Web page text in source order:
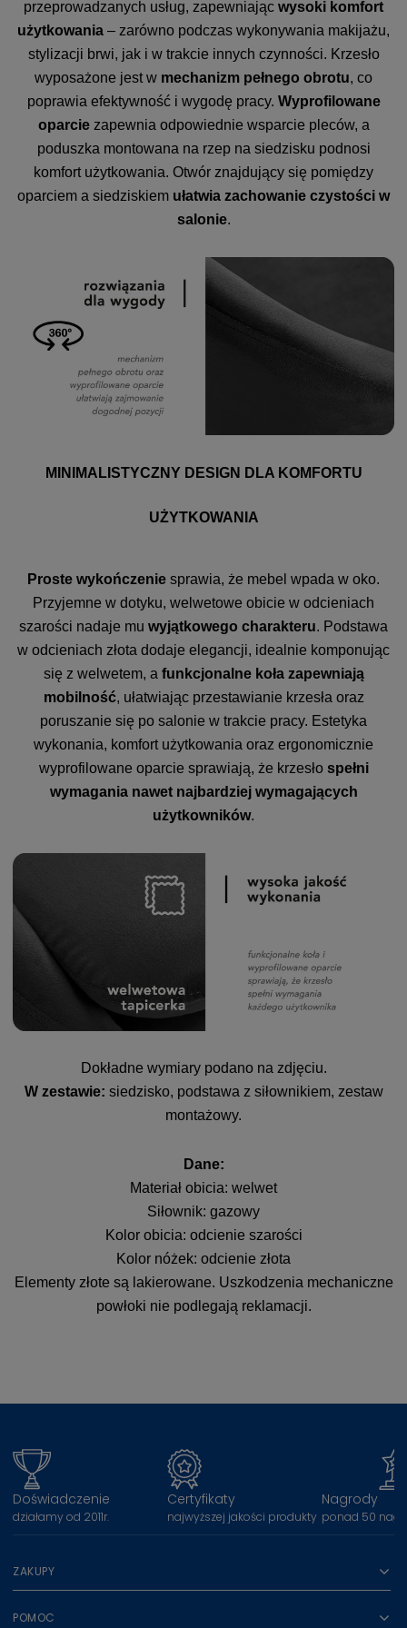
przeprowadzanych usług, zapewniając wysoki komfort
użytkowania – zarówno podczas wykonywania makijażu,
stylizacji brwi, jak i w trakcie innych czynności. Krzesło
wyposażone jest w mechanizm pełnego obrotu, co
poprawia efektywność i wygodę pracy. Wyprofilowane
oparcie zapewnia odpowiednie wsparcie pleców, a
poduszka montowana na rzep na siedzisku podnosi
komfort użytkowania. Otwór znajdujący się pomiędzy
oparciem a siedziskiem ułatwia zachowanie czystości w
salonie.
MINIMALISTYCZNY DESIGN DLA KOMFORTU
UŻYTKOWANIA
Proste wykończenie sprawia, że mebel wpada w oko.
Przyjemne w dotyku, welwetowe obicie w odcieniach
szarości nadaje mu wyjątkowego charakteru. Podstawa
w odcieniach złota dodaje elegancji, idealnie komponując
się z welwetem, a funkcjonalne koła zapewniają
mobilność, ułatwiając przestawianie krzesła oraz
poruszanie się po salonie w trakcie pracy. Estetyka
wykonania, komfort użytkowania oraz ergonomicznie
wyprofilowane oparcie sprawiają, że krzesło spełni
wymagania nawet najbardziej wymagających
użytkowników.
Dokładne wymiary podano na zdjęciu.
W zestawie: siedzisko, podstawa z siłownikiem, zestaw
montażowy.
Dane:
Materiał obicia: welwet
Siłownik: gazowy
Kolor obicia: odcienie szarości
Kolor nóżek: odcienie złota
Elementy złote są lakierowane. Uszkodzenia mechaniczne
powłoki nie podlegają reklamacji.
Doświadczenie
działamy od 2011r.
Certyfikaty
najwyższej jakości produkty
Nagrody
ponad 50
ZAKUPY
POMOC